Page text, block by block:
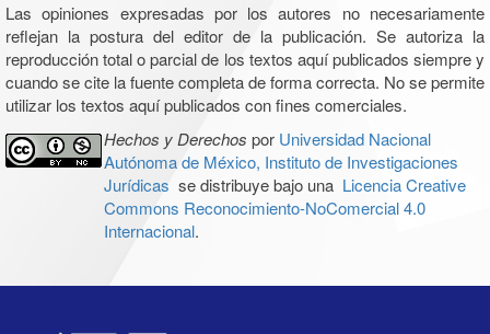
Las opiniones expresadas por los autores no necesariamente
reflejan la postura del editor de la publicación. Se autoriza la
reproducción total o parcial de los textos aquí publicados siempre y
cuando se cite la fuente completa de forma correcta. No se permite
utilizar los textos aquí publicados con fines comerciales.
Hechos y Derechos por Universidad Nacional
Autónoma de México, Instituto de Investigaciones
Jurídicas se distribuye bajo una Licencia Creative
Commons Reconocimiento-NoComercial 4.0
Internacional.